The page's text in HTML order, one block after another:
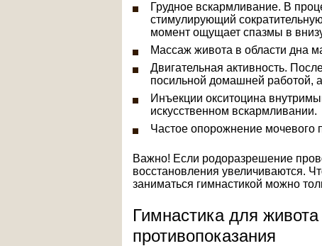
Грудное вскармливание. В
стимулирующий
момент ощущает спазмы в
Массаж живота в области дна
Двигательная активность.
посильной домашней работой,
Инъекции окситоцина
искусственном вскармливании.
Частое опорожнение мочевого
Важно! Если родоразрешение
восстановления увеличиваются.
заниматься гимнастикой можно
Гимнастика для
противопоказания